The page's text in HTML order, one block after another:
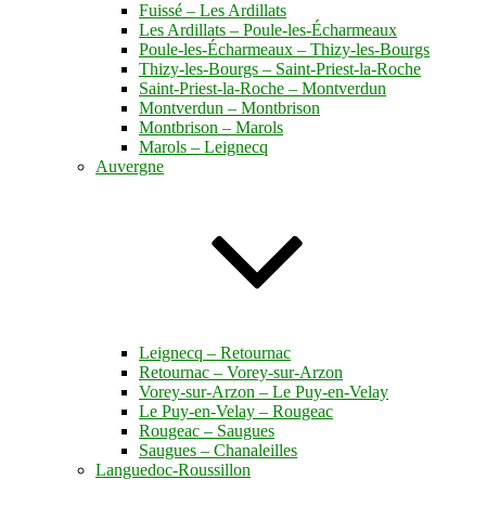
Fuissé – Les Ardillats
Les Ardillats – Poule-les-Écharmeaux
Poule-les-Écharmeaux – Thizy-les-Bourgs
Thizy-les-Bourgs – Saint-Priest-la-Roche
Saint-Priest-la-Roche – Montverdun
Montverdun – Montbrison
Montbrison – Marols
Marols – Leignecq
Auvergne
Leignecq – Retournac
Retournac – Vorey-sur-Arzon
Vorey-sur-Arzon – Le Puy-en-Velay
Le Puy-en-Velay – Rougeac
Rougeac – Saugues
Saugues – Chanaleilles
Languedoc-Roussillon